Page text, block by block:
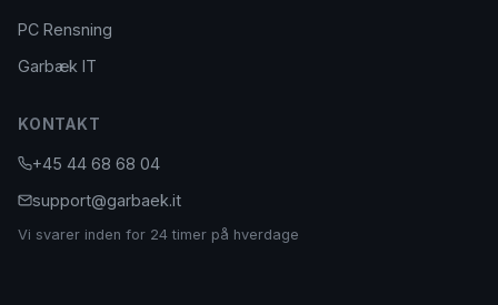
PC Rensning
Garbæk IT
KONTAKT
+45 44 68 68 04
support@garbaek.it
Vi svarer inden for 24 timer på hverdage